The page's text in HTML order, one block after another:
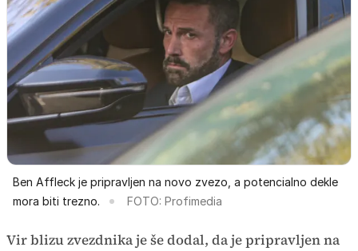
Ben Affleck je pripravljen na novo zvezo, a potencialno dekle
mora biti trezno.
FOTO: Profimedia
Vir blizu zvezdnika je še dodal, da je pripravljen na